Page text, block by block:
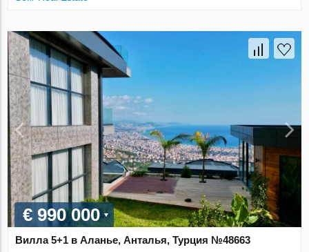
€ 990 000
Вилла 5+1 в Аланье, Анталья, Турция №48663